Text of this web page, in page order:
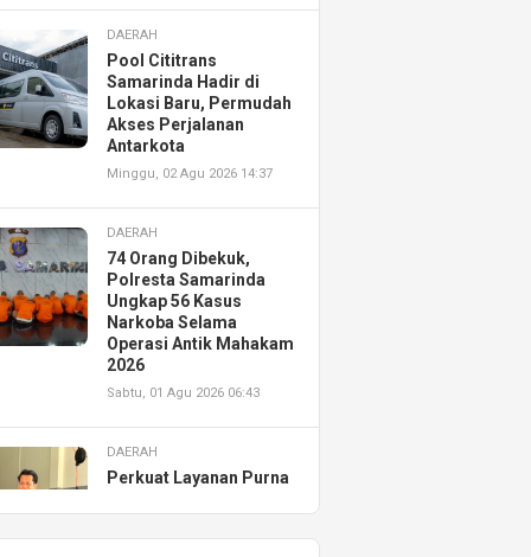
DAERAH
Pool Cititrans
Samarinda Hadir di
Lokasi Baru, Permudah
Akses Perjalanan
Antarkota
Minggu, 02 Agu 2026 14:37
DAERAH
74 Orang Dibekuk,
Polresta Samarinda
Ungkap 56 Kasus
Narkoba Selama
Operasi Antik Mahakam
2026
Sabtu, 01 Agu 2026 06:43
DAERAH
Perkuat Layanan Purna
Resmikan AHASS